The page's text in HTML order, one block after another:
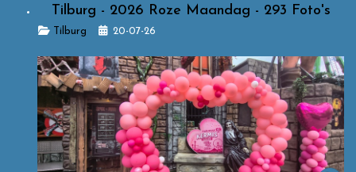
Tilburg - 2026 Roze Maandag - 293 Foto's
Details
Tilburg 20-07-26